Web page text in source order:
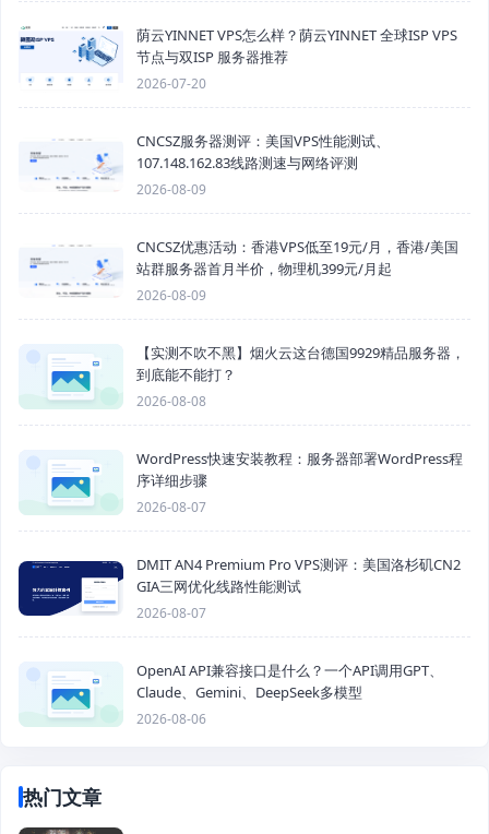
荫云YINNET VPS怎么样？荫云YINNET 全球ISP VPS
节点与双ISP 服务器推荐
2026-07-20
CNCSZ服务器测评：美国VPS性能测试、
107.148.162.83线路测速与网络评测
2026-08-09
CNCSZ优惠活动：香港VPS低至19元/月，香港/美国
站群服务器首月半价，物理机399元/月起
2026-08-09
【实测不吹不黑】烟火云这台德国9929精品服务器，
到底能不能打？
2026-08-08
WordPress快速安装教程：服务器部署WordPress程
序详细步骤
2026-08-07
DMIT AN4 Premium Pro VPS测评：美国洛杉矶CN2
GIA三网优化线路性能测试
2026-08-07
OpenAI API兼容接口是什么？一个API调用GPT、
Claude、Gemini、DeepSeek多模型
2026-08-06
热门文章